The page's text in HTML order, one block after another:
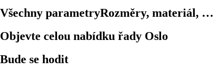
Všechny parametryRozměry, materiál, …
Objevte celou nabídku řady Oslo
Bude se hodit